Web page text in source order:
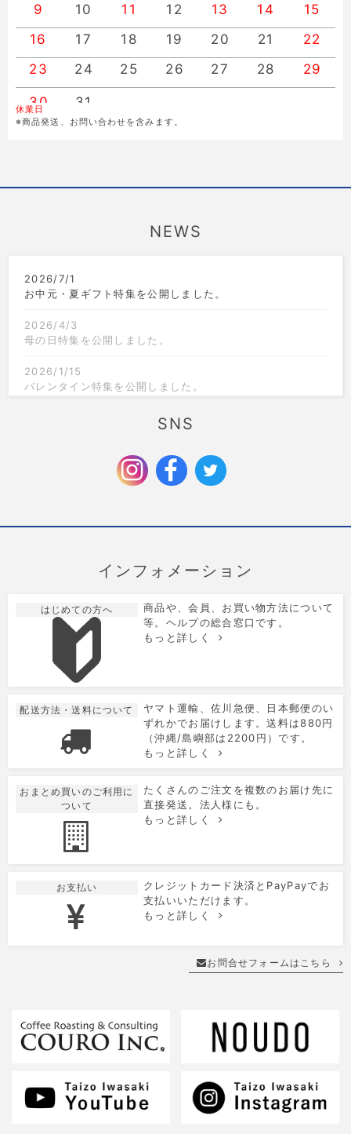
9
10 11 12 13 14
15
16
17 18 19 20 21
22
23
24 25 26 27 28 29
30 31
休業日
※商品発送、お問い合わせを含みます。
NEWS
2026/7/1
お中元・夏ギフト特集を公開しました。
2026/4/3
母の日特集を公開しました。
2026/1/15
バレンタイン特集を公開しました。
クリスマス限定のラッピングを追加しました。
お歳暮特集を公開しました。
SNS
インフォメーション
はじめての方へ
商品や、会員、お買い物方法について
等。ヘルプの総合窓口です。
もっと詳しく
配送方法・送料について
ヤマト運輸、佐川急便、日本郵便のい
ずれかでお届けします。送料は880円
（沖縄/島嶼部は2200円）です。
もっと詳しく
おまとめ買いのご利用に
ついて
たくさんのご注文を複数のお届け先に
直接発送。法人様にも。
もっと詳しく
お支払い
クレジットカード決済とPayPayでお
支払いいただけます。
もっと詳しく
お問合せフォームはこちら